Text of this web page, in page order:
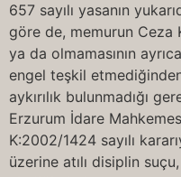
657 sayılı yasanın
göre de, memurun Ceza
ya da olmamasının
engel teşkil
aykırılık bulunmadığı
Erzurum İdare
K:2002/1424 sayılı
üzerine atılı disiplin